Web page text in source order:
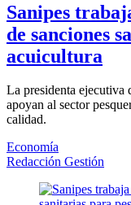
Sanipes
de sanciones
acuicultura
La presidenta ejecutiva
apoyan al sector
calidad.
Economía
Redacción Gestión